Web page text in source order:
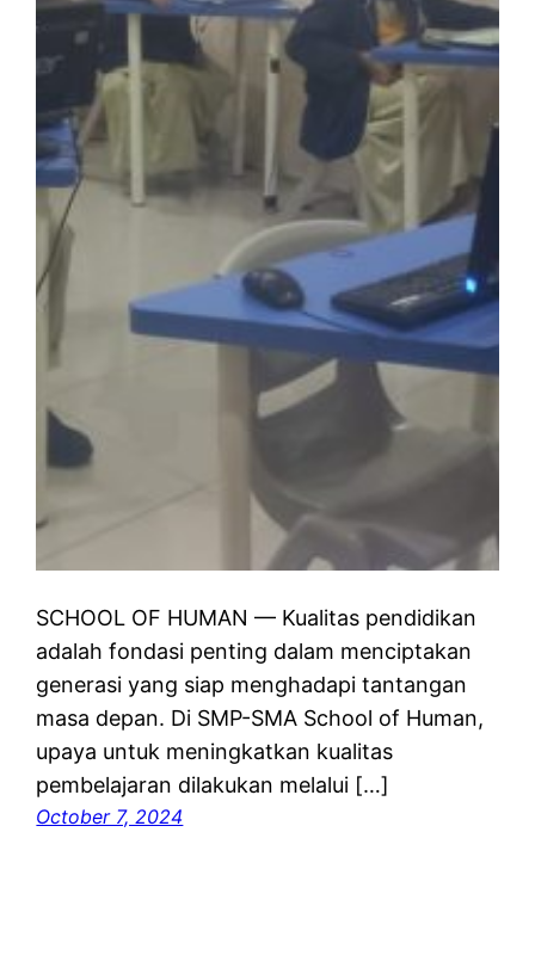
SCHOOL OF HUMAN — Kualitas pendidikan
adalah fondasi penting dalam menciptakan
generasi yang siap menghadapi tantangan
masa depan. Di SMP-SMA School of Human,
upaya untuk meningkatkan kualitas
pembelajaran dilakukan melalui […]
October 7, 2024